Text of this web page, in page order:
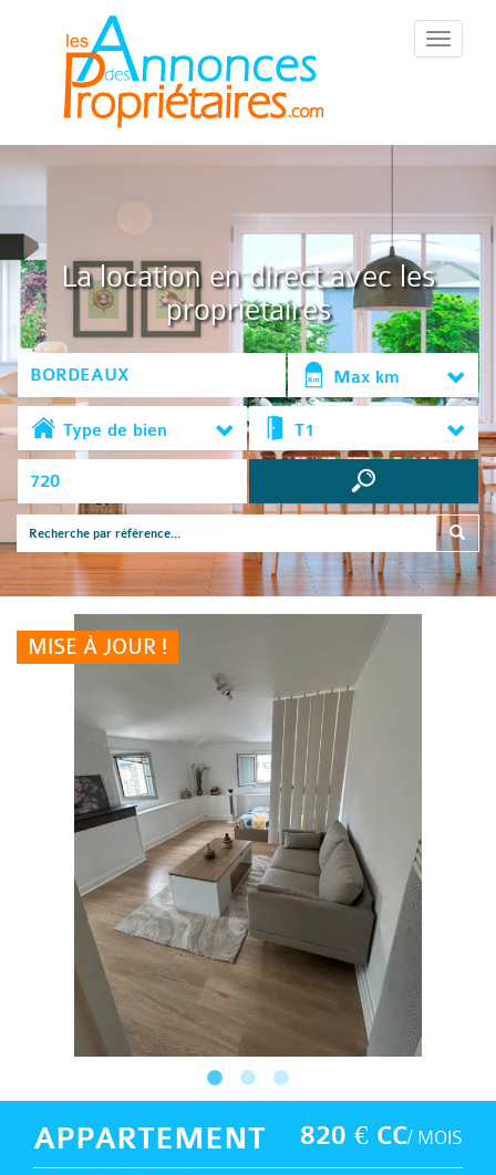
::Menu::
La location en direct avec les
propriétaires
Max km
Type de bien T1
MISE À JOUR !
820 € CC/ MOIS
APPARTEMENT